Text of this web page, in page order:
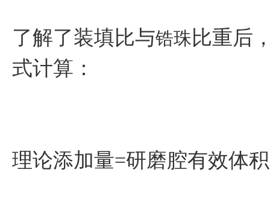
了解了装填比与锆珠比重后
式计算：
理论添加量=研磨腔有效体